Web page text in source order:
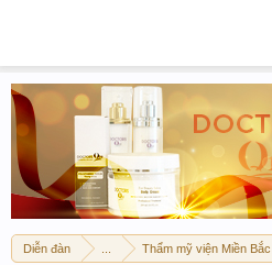
Diễn đàn Thẩm mỹ viện Miền Bắc